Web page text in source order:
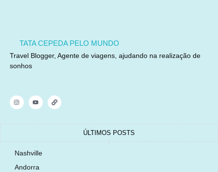
TATA CEPEDA PELO MUNDO
Travel Blogger, Agente de viagens, ajudando na realização de
sonhos
ÚLTIMOS POSTS
Nashville
Andorra